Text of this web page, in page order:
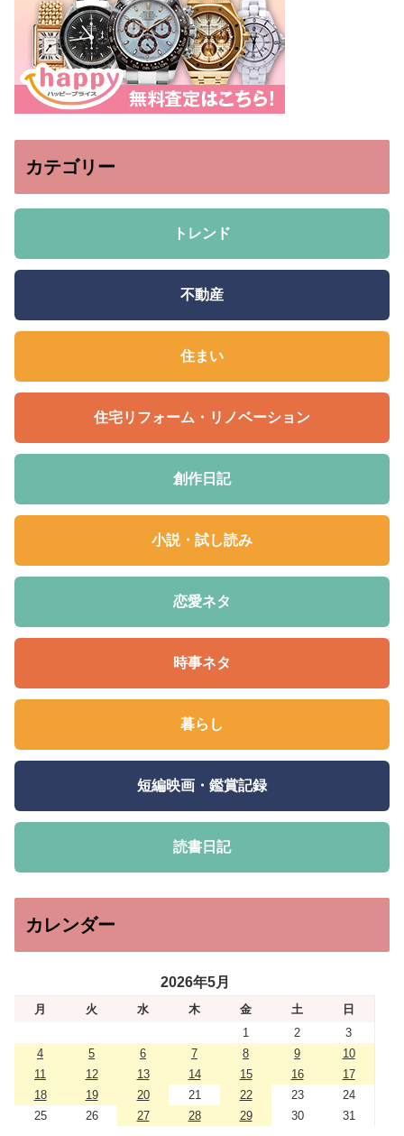
カテゴリー
トレンド
不動産
住まい
住宅リフォーム・リノベーション
創作日記
小説・試し読み
恋愛ネタ
時事ネタ
暮らし
短編映画・鑑賞記録
読書日記
カレンダー
2026年5月
月 火 水 木 金 土
日
1
2
3
4
5 6 7 8 9
10
11
12 13 14 15 16
17
18
19 20 21 22 23
24
25
26 27 28 29 30 31